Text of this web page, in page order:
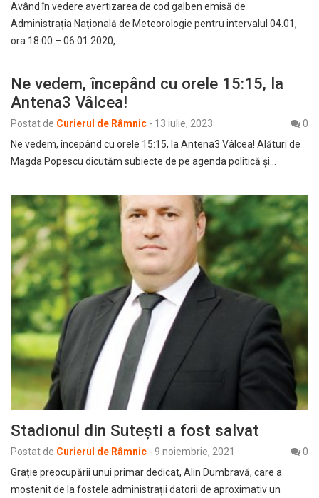
Având în vedere avertizarea de cod galben emisă de
Administrația Națională de Meteorologie pentru intervalul 04.01,
ora 18:00 – 06.01.2020,…
Ne vedem, începând cu orele 15:15, la
Antena3 Vâlcea!
Postat de Curierul de Râmnic - 13 iulie, 2023
0
Ne vedem, începând cu orele 15:15, la Antena3 Vâlcea! Alături de
Magda Popescu dicutăm subiecte de pe agenda politică și…
Stadionul din Sutești a fost salvat
Postat de Curierul de Râmnic - 9 noiembrie, 2021
0
Grație preocupării unui primar dedicat, Alin Dumbravă, care a
moștenit de la fostele administrații datorii de aproximativ un